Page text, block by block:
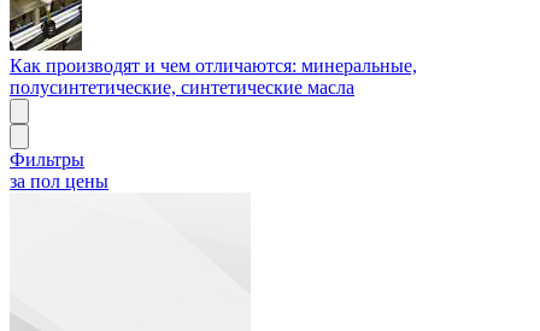
Как производят и чем отличаются: минеральные,
полусинтетические, синтетические масла
Фильтры
за пол цены